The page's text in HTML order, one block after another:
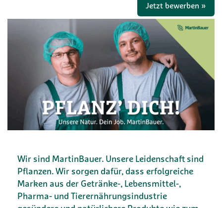
Jetzt bewerben »
Wir sind MartinBauer. Unsere Leidenschaft sind
Pflanzen. Wir sorgen dafür, dass erfolgreiche
Marken aus der Getränke-, Lebensmittel-,
Pharma- und Tierernährungsindustrie